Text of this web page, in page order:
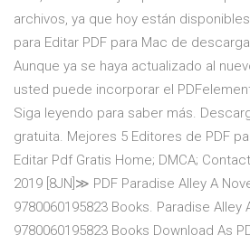
archivos, ya que hoy están
para Editar PDF para Mac de
Aunque ya se haya actualizado al
usted puede incorporar el
Siga leyendo para saber más.
gratuita. Mejores 5 Editores de PDF
Editar Pdf Gratis Home; DMCA;
2019 [8JN]≫ PDF Paradise Alley A
9780060195823 Books. Paradise Alley
9780060195823 Books Download As